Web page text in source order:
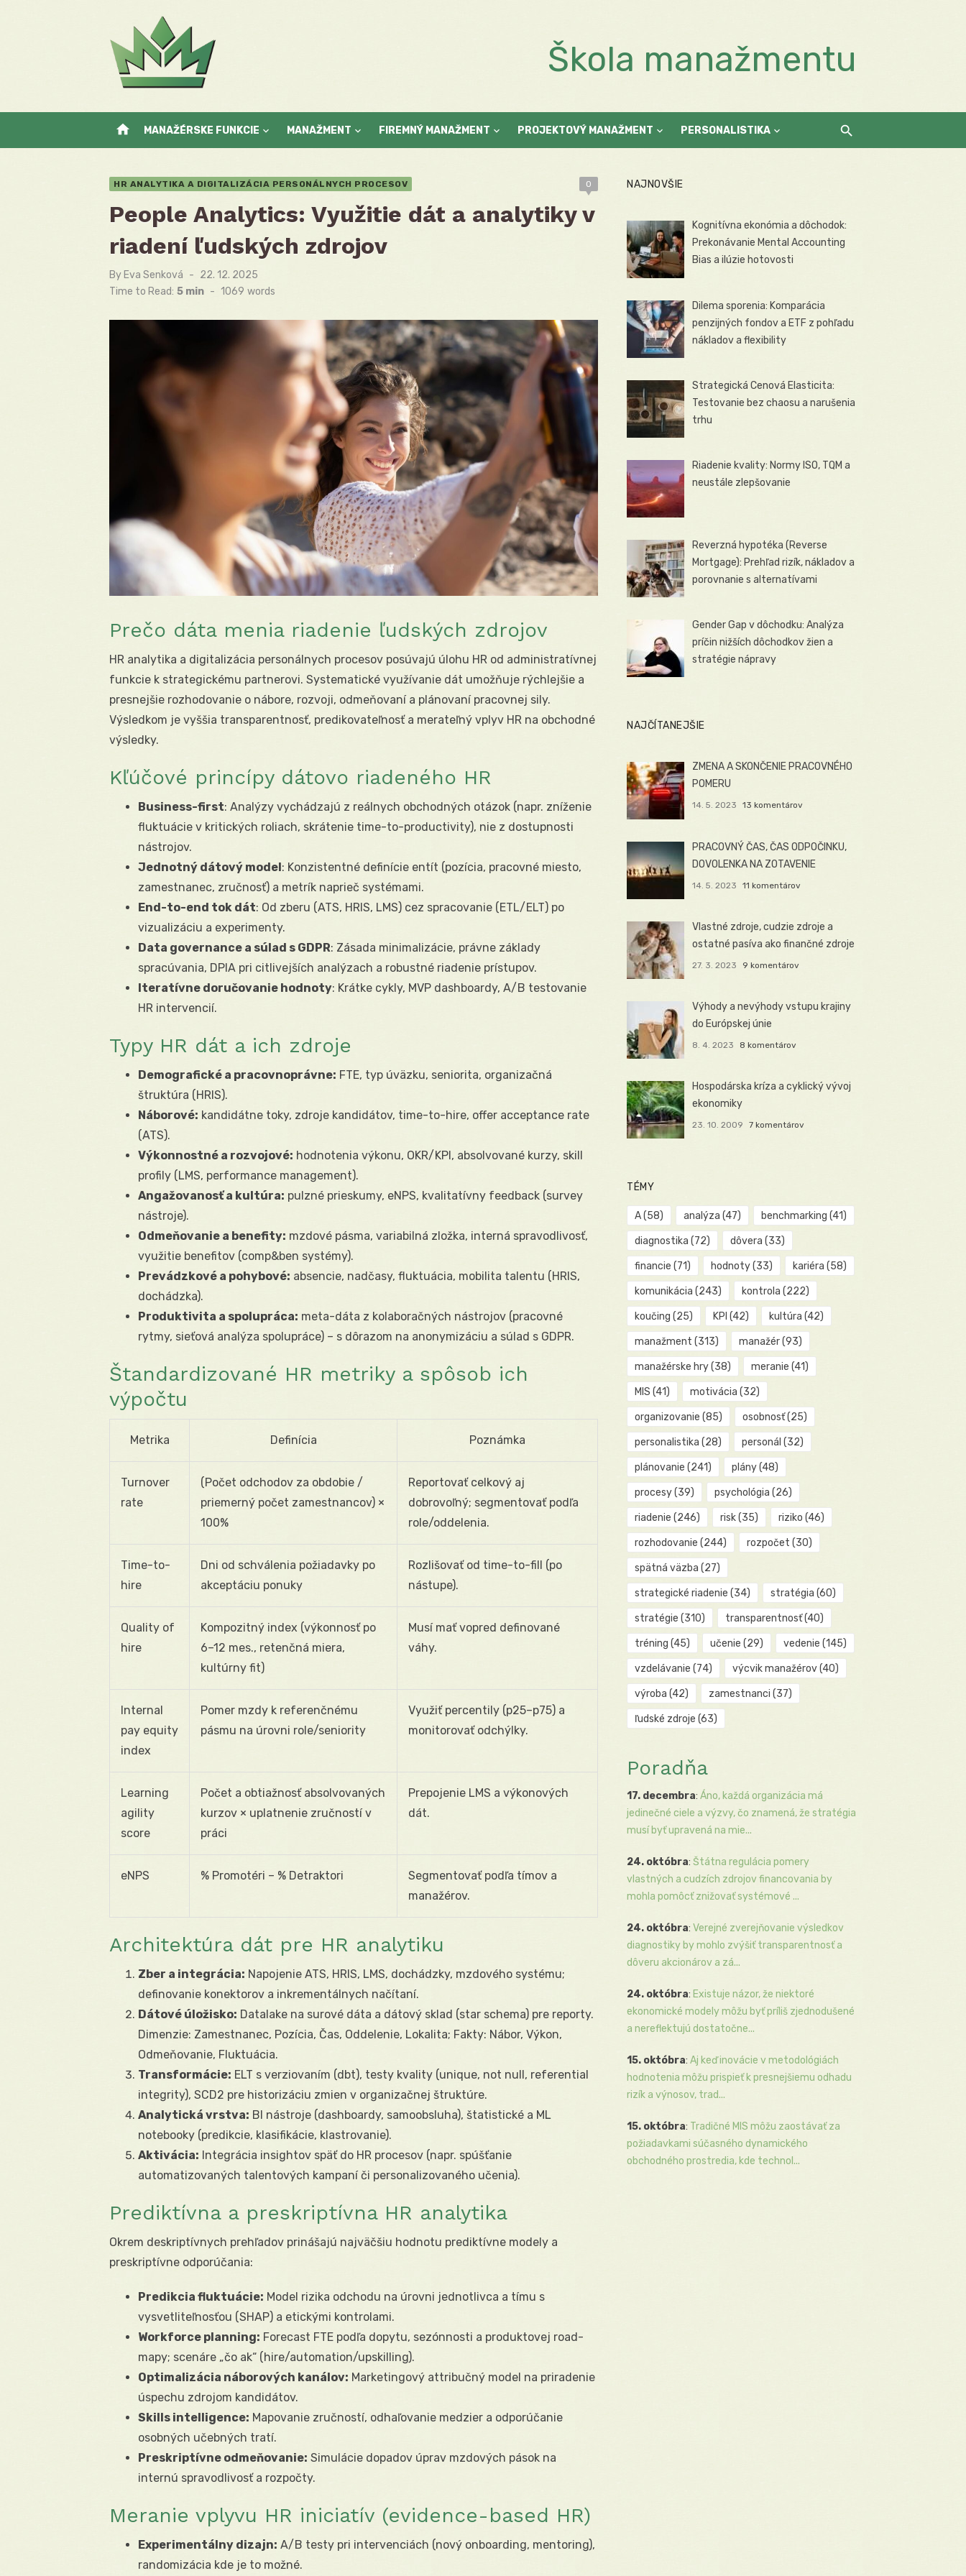
Škola manažmentu
home MANAŽÉRSKE FUNKCIE MANAŽMENT FIREMNÝ MANAŽMENT PROJEKTOVÝ MANAŽMENT PERSONALISTIKA
HR ANALYTIKA A DIGITALIZÁCIA PERSONÁLNYCH PROCESOV 0
People Analytics: Využitie dát a analytiky v
riadení ľudských zdrojov
By Eva Senková
Posted
on
22. 12. 2025
Time to Read: 5 min - 1069 words
Prečo dáta menia riadenie ľudských zdrojov
HR analytika a digitalizácia personálnych procesov posúvajú úlohu HR od administratívnej
funkcie k strategickému partnerovi. Systematické využívanie dát umožňuje rýchlejšie a
presnejšie rozhodovanie o nábore, rozvoji, odmeňovaní a plánovaní pracovnej sily.
Výsledkom je vyššia transparentnosť, predikovateľnosť a merateľný vplyv HR na obchodné
výsledky.
Kľúčové princípy dátovo riadeného HR
Business-first: Analýzy vychádzajú z reálnych obchodných otázok (napr. zníženie
fluktuácie v kritických roliach, skrátenie time-to-productivity), nie z dostupnosti
nástrojov.
Jednotný dátový model: Konzistentné definície entít (pozícia, pracovné miesto,
zamestnanec, zručnosť) a metrík naprieč systémami.
End-to-end tok dát: Od zberu (ATS, HRIS, LMS) cez spracovanie (ETL/ELT) po
vizualizáciu a experimenty.
Data governance a súlad s GDPR: Zásada minimalizácie, právne základy
spracúvania, DPIA pri citlivejších analýzach a robustné riadenie prístupov.
Iteratívne doručovanie hodnoty: Krátke cykly, MVP dashboardy, A/B testovanie
HR intervencií.
Typy HR dát a ich zdroje
Demografické a pracovnoprávne: FTE, typ úväzku, seniorita, organizačná
štruktúra (HRIS).
Náborové: kandidátne toky, zdroje kandidátov, time-to-hire, offer acceptance rate
(ATS).
Výkonnostné a rozvojové: hodnotenia výkonu, OKR/KPI, absolvované kurzy, skill
profily (LMS, performance management).
Angažovanosť a kultúra: pulzné prieskumy, eNPS, kvalitatívny feedback (survey
nástroje).
Odmeňovanie a benefity: mzdové pásma, variabilná zložka, interná spravodlivosť,
využitie benefitov (comp&ben systémy).
Prevádzkové a pohybové: absencie, nadčasy, fluktuácia, mobilita talentu (HRIS,
dochádzka).
Produktivita a spolupráca: meta-dáta z kolaboračných nástrojov (pracovné
rytmy, sieťová analýza spolupráce) – s dôrazom na anonymizáciu a súlad s GDPR.
Štandardizované HR metriky a spôsob ich
výpočtu
Metrika Definícia Poznámka
Turnover
rate
(Počet odchodov za obdobie /
priemerný počet zamestnancov) ×
100%
Reportovať celkový aj
dobrovoľný; segmentovať podľa
role/oddelenia.
Time-to-
hire
Dni od schválenia požiadavky po
akceptáciu ponuky
Rozlišovať od time-to-fill (po
nástupe).
Quality of
hire
Kompozitný index (výkonnosť po
6–12 mes., retenčná miera,
kultúrny fit)
Musí mať vopred definované
váhy.
Internal
pay equity
index
Pomer mzdy k referenčnému
pásmu na úrovni role/seniority
Využiť percentily (p25–p75) a
monitorovať odchýlky.
Learning
agility
score
Počet a obtiažnosť absolvovaných
kurzov × uplatnenie zručností v
práci
Prepojenie LMS a výkonových
dát.
eNPS % Promotéri – % Detraktori
Segmentovať podľa tímov a
manažérov.
Architektúra dát pre HR analytiku
Zber a integrácia: Napojenie ATS, HRIS, LMS, dochádzky, mzdového systému;
definovanie konektorov a inkrementálnych načítaní.
Dátové úložisko: Datalake na surové dáta a dátový sklad (star schema) pre reporty.
Dimenzie: Zamestnanec, Pozícia, Čas, Oddelenie, Lokalita; Fakty: Nábor, Výkon,
Odmeňovanie, Fluktuácia.
Transformácie: ELT s verziovaním (dbt), testy kvality (unique, not null, referential
integrity), SCD2 pre historizáciu zmien v organizačnej štruktúre.
Analytická vrstva: BI nástroje (dashboardy, samoobsluha), štatistické a ML
notebooky (predikcie, klasifikácie, klastrovanie).
Aktivácia: Integrácia insightov späť do HR procesov (napr. spúšťanie
automatizovaných talentových kampaní či personalizovaného učenia).
Prediktívna a preskriptívna HR analytika
Okrem deskriptívnych prehľadov prinášajú najväčšiu hodnotu prediktívne modely a
preskriptívne odporúčania:
Predikcia fluktuácie: Model rizika odchodu na úrovni jednotlivca a tímu s
vysvetliteľnosťou (SHAP) a etickými kontrolami.
Workforce planning: Forecast FTE podľa dopytu, sezónnosti a produktovej road-
mapy; scenáre „čo ak“ (hire/automation/upskilling).
Optimalizácia náborových kanálov: Marketingový attribučný model na priradenie
úspechu zdrojom kandidátov.
Skills intelligence: Mapovanie zručností, odhaľovanie medzier a odporúčanie
osobných učebných tratí.
Preskriptívne odmeňovanie: Simulácie dopadov úprav mzdových pások na
internú spravodlivosť a rozpočty.
Meranie vplyvu HR iniciatív (evidence-based HR)
Experimentálny dizajn: A/B testy pri intervenciách (nový onboarding, mentoring),
randomizácia kde je to možné.
NAJNOVŠIE
Kognitívna ekonómia a dôchodok:
Prekonávanie Mental Accounting
Bias a ilúzie hotovosti
Dilema sporenia: Komparácia
penzijných fondov a ETF z pohľadu
nákladov a flexibility
Strategická Cenová Elasticita:
Testovanie bez chaosu a narušenia
trhu
Riadenie kvality: Normy ISO, TQM a
neustále zlepšovanie
Reverzná hypotéka (Reverse
Mortgage): Prehľad rizík, nákladov a
porovnanie s alternatívami
Gender Gap v dôchodku: Analýza
príčin nižších dôchodkov žien a
stratégie nápravy
NAJČÍTANEJŠIE
ZMENA A SKONČENIE PRACOVNÉHO
POMERU
14. 5. 2023 13 komentárov
PRACOVNÝ ČAS, ČAS ODPOČINKU,
DOVOLENKA NA ZOTAVENIE
14. 5. 2023 11 komentárov
Vlastné zdroje, cudzie zdroje a
ostatné pasíva ako finančné zdroje
27. 3. 2023 9 komentárov
Výhody a nevýhody vstupu krajiny
do Európskej únie
8. 4. 2023 8 komentárov
Hospodárska kríza a cyklický vývoj
ekonomiky
23. 10. 2009 7 komentárov
TÉMY
A(58) analýza (47) benchmarking (41)
diagnostika (72) dôvera (33)
financie (71) hodnoty(33) kariéra (58)
komunikácia (243) kontrola (222)
koučing (25) KPI (42) kultúra (42)
manažment (313) manažér(93)
manažérske hry(38) meranie (41)
MIS (41) motivácia (32)
organizovanie (85) osobnosť(25)
personalistika (28) personál (32)
plánovanie (241) plány(48)
procesy(39) psychológia (26)
riadenie (246) risk(35) riziko (46)
rozhodovanie (244) rozpočet (30)
spätná väzba (27)
strategické riadenie (34) stratégia (60)
stratégie (310) transparentnosť(40)
tréning (45) učenie (29) vedenie (145)
vzdelávanie (74) výcvik manažérov(40)
výroba (42) zamestnanci (37)
ľudské zdroje (63)
Poradňa
17. decembra: Áno, každá organizácia má
jedinečné ciele a výzvy, čo znamená, že stratégia
musí byť upravená na mie...
24. októbra: Štátna regulácia pomery
vlastných a cudzích zdrojov financovania by
mohla pomôcť znižovať systémové ...
24. októbra: Verejné zverejňovanie výsledkov
diagnostiky by mohlo zvýšiť transparentnosť a
dôveru akcionárov a zá...
24. októbra: Existuje názor, že niektoré
ekonomické modely môžu byť príliš zjednodušené
a nereflektujú dostatočne...
15. októbra: Aj keď inovácie v metodológiách
hodnotenia môžu prispieť k presnejšiemu odhadu
rizík a výnosov, trad...
15. októbra: Tradičné MIS môžu zaostávať za
požiadavkami súčasného dynamického
obchodného prostredia, kde technol...